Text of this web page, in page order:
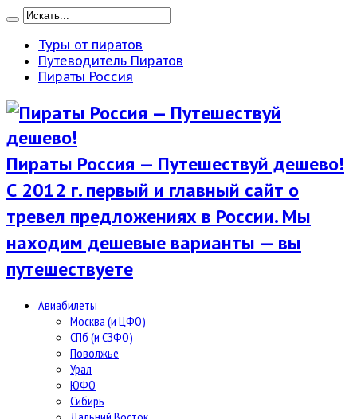
Туры от пиратов
Путеводитель Пиратов
Пираты Россия
Пираты Россия — Путешествуй дешево!
С 2012 г. первый и главный сайт о
тревел предложениях в России. Мы
находим дешевые варианты — вы
путешествуете
Авиабилеты
Москва (и ЦФО)
СПб (и СЗФО)
Поволжье
Урал
ЮФО
Сибирь